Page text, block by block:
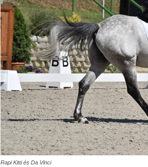
Rapi Kitti és Da Vinci